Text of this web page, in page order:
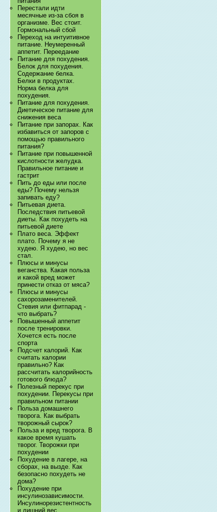
Перестали идти
месячные из-за сбоя в
организме. Вес стоит.
Гормональный сбой
Переход на интуитивное
питание. Неумеренный
аппетит. Переедание
Питание для похудения.
Белок для похудения.
Содержание белка.
Белки в продуктах.
Норма белка для
похудения.
Питание для похудения.
Диетическое питание для
снижения веса
Питание при запорах. Как
избавиться от запоров с
помощью правильного
питания?
Питание при повышенной
кислотности желудка.
Правильное питание и
гастрит
Пить до еды или после
еды? Почему нельзя
запивать еду?
Питьевая диета.
Последствия питьевой
диеты. Как похудеть на
питьевой диете
Плато веса. Эффект
плато. Почему я не
худею. Я худею, но вес
стал.
Плюсы и минусы
веганства. Какая польза
и какой вред может
принести отказ от мяса?
Плюсы и минусы
сахорозаменителей.
Стевия или фитпарад -
что выбрать?
Повышенный аппетит
после тренировки.
Хочется есть после
спорта
Подсчет калорий. Как
считать калории
правильно? Как
рассчитать калорийность
готового блюда?
Полезный перекус при
похудении. Перекусы при
правильном питании
Польза домашнего
творога. Как выбрать
творожный сырок?
Польза и вред творога. В
какое время кушать
творог. Творожки при
похудении
Похудение в лагере, на
сборах, на вызде. Как
безопасно похудеть не
дома?
Похудение при
инсулинозависимости.
Инсулинорезистентность
и лишний вес